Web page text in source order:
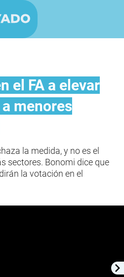
el FA a elevar
menores
la medida, y no es el
sectores. Bonomi dice que
la votación en el